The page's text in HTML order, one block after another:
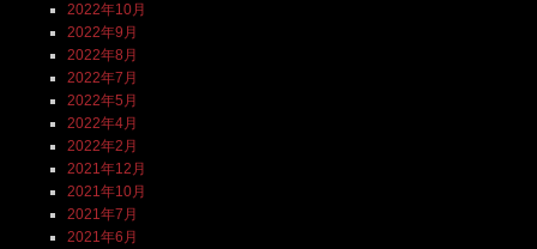
2022年10月
2022年9月
2022年8月
2022年7月
2022年5月
2022年4月
2022年2月
2021年12月
2021年10月
2021年7月
2021年6月